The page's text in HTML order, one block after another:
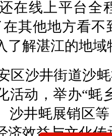
在线上平台全
其他地方看
了解湛江的地
区沙井街道沙
活动，举办“蚝
沙井蚝展销区
济效益与文化传